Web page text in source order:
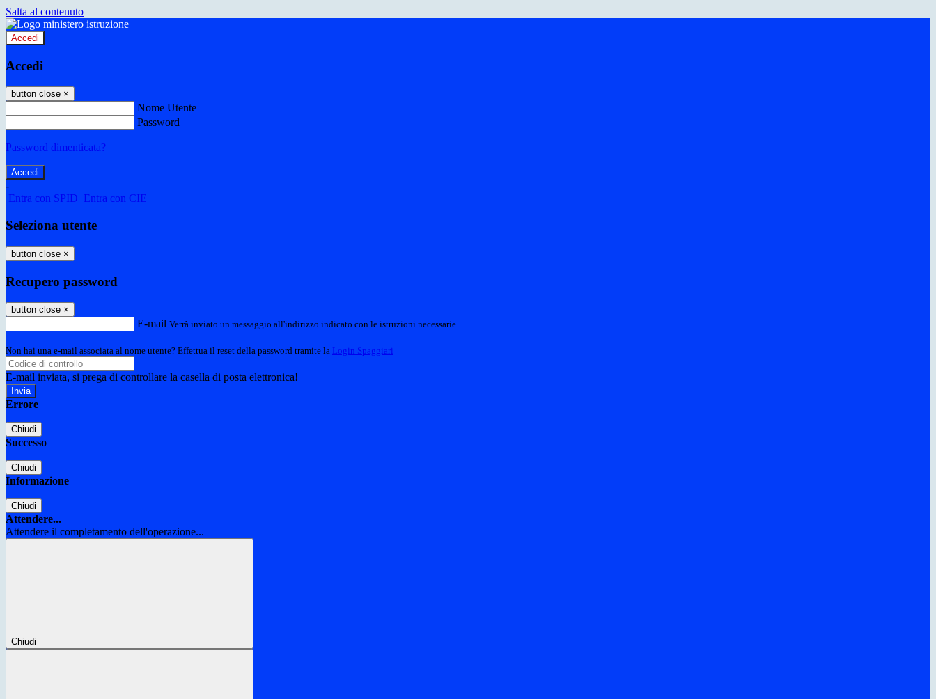
Salta al contenuto
Accedi
Accedi
button close ×
Nome Utente
Password
Password dimenticata?
-
Entra con SPID Entra con CIE
Seleziona utente
button close ×
Recupero password
button close ×
E-mail Verrà inviato un messaggio all'indirizzo indicato con le istruzioni necessarie.
Non hai una e-mail associata al nome utente? Effettua il reset della password tramite la Login Spaggiari
E-mail inviata, si prega di controllare la casella di posta elettronica!
Errore
Chiudi
Successo
Chiudi
Informazione
Chiudi
Attendere...
Attendere il completamento dell'operazione...
Chiudi